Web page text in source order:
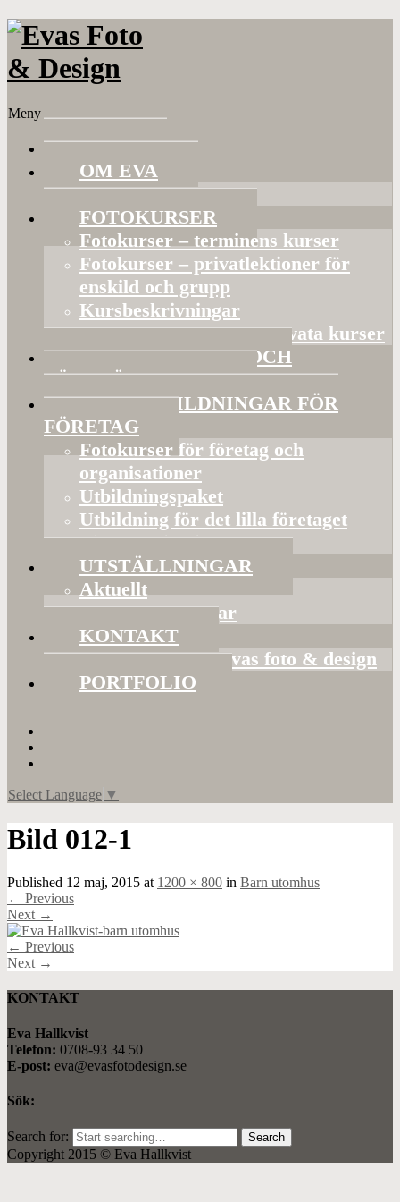
Meny
HEM
OM EVA
Referenser
FOTOKURSER
Fotokurser – terminens kurser
Fotokurser – privatlektioner för
enskild och grupp
Kursbeskrivningar
Gruppaktiviteter och privata kurser
BILDVISNINGAR OCH
FÖRELÄSNINGAR
FOTOUTBILDNINGAR FÖR
FÖRETAG
Fotokurser för företag och
organisationer
Utbildningspaket
Utbildning för det lilla företaget
Bildorganisering
UTSTÄLLNINGAR
Aktuellt
Mina utställningar
KONTAKT
Presentkort hos Evas foto & design
PORTFOLIO
Select Language ▼
Bild 012-1
Published 12 maj, 2015 at 1200 × 800 in Barn utomhus
← Previous
Next →
← Previous
Next →
KONTAKT
Eva Hallkvist
Telefon: 0708-93 34 50
E-post: eva@evasfotodesign.se
Sök:
Search for:
Copyright 2015 © Eva Hallkvist